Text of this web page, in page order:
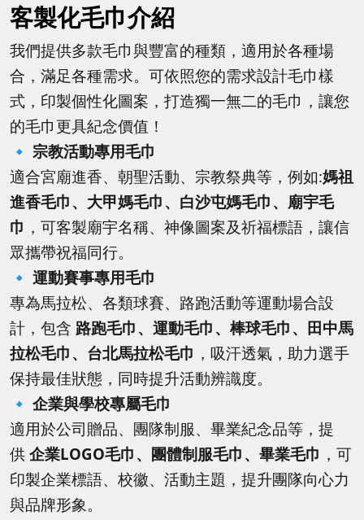
客製化毛巾介紹
我們提供多款毛巾與豐富的種類，適用於各種場
合，滿足各種需求。 可依照您的需求設計毛巾樣
式，印製個性化圖案，打造獨一無二的毛巾，讓您
的毛巾更具紀念價值！
🔹 宗教活動專用毛巾
適合宮廟進香、朝聖活動、宗教祭典等，例如:媽祖
進香毛巾、大甲媽毛巾、白沙屯媽毛巾、廟宇毛
巾 ，可客製廟宇名稱、神像圖案及祈福標語，讓信
眾攜帶祝福同行。
🔹 運動賽事專用毛巾
專為馬拉松、各類球賽、路跑活動等運動場合設
計，包含 路跑毛巾、運動毛巾、棒球毛巾、田中馬
拉松毛巾、台北馬拉松毛巾 ，吸汗透氣，助力選手
保持最佳狀態，同時提升活動辨識度。
🔹 企業與學校專屬毛巾
適用於公司贈品、團隊制服、畢業紀念品等，提
供 企業LOGO毛巾、團體制服毛巾、畢業毛巾 ，可
印製企業標語、校徽、活動主題，提升團隊向心力
與品牌形象。